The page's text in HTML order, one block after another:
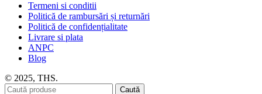
Termeni si conditii
Politică de rambursări și returnări
Politică de confidențialitate
Livrare si plata
ANPC
Blog
© 2025, THS.
Caută